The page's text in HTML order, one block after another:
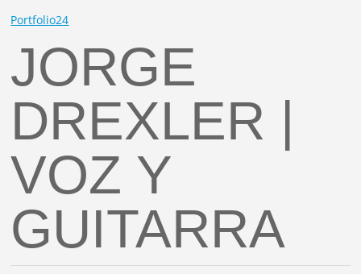
Portfolio24
JORGE
DREXLER |
VOZ Y
GUITARRA